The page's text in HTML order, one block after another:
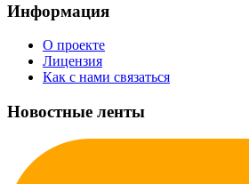
Информация
О проекте
Лицензия
Как с нами связаться
Новостные ленты